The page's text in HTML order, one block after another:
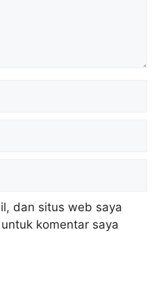
dan situs web saya
komentar saya